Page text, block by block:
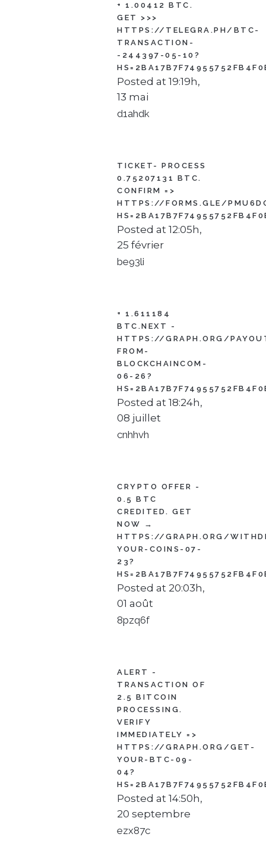
+ 1.00412 ВТС.
GЕТ >>>
HTTPS://TELEGRA.PH/BTC-
TRANSACTION-
-244397-05-10?
Posted at 19:19h,
13 mai
d1ahdk
TICKET- PROCESS
0.75207131 BTC.
CONFIRM =>
HTTPS://FORMS.GLE/
Posted at 12:05h,
25 février
be93li
+ 1.611184
BTC.NEXT -
HTTPS://GRAPH.ORG/
FROM-
BLOCKCHAINCOM-
06-26?
Posted at 18:24h,
08 juillet
cnhhvh
CRYPTO OFFER -
0.5 BTC
CREDITED. GET
NOW →
HTTPS://GRAPH.ORG/
YOUR-COINS-07-
23?
Posted at 20:03h,
01 août
8pzq6f
ALERT -
TRANSACTION OF
2.5 BITCOIN
PROCESSING.
VERIFY
IMMEDIATELY =>
HTTPS://GRAPH.ORG/GET-
YOUR-BTC-09-
04?
Posted at 14:50h,
20 septembre
ezx87c